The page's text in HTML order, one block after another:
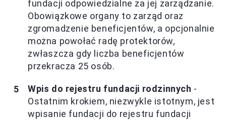
fundacji odpowiedzialne za jej zarządzanie.
Obowiązkowe organy to zarząd oraz
zgromadzenie beneficjentów, a opcjonalnie
można powołać radę protektorów,
zwłaszcza gdy liczba beneficjentów
przekracza 25 osób.
Wpis do rejestru fundacji rodzinnych -
Ostatnim krokiem, niezwykle istotnym, jest
wpisanie fundacji do rejestru fundacji